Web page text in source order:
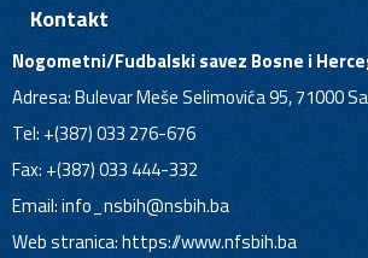
Kontakt
Nogometni/Fudbalski savez Bosne i
Adresa: Bulevar Meše Selimovića 95, 71000
Tel: +(387) 033 276-676
Fax: +(387) 033 444-332
Email:info_nsbih@nsbih.ba
Web stranica: https://www.nfsbih.ba